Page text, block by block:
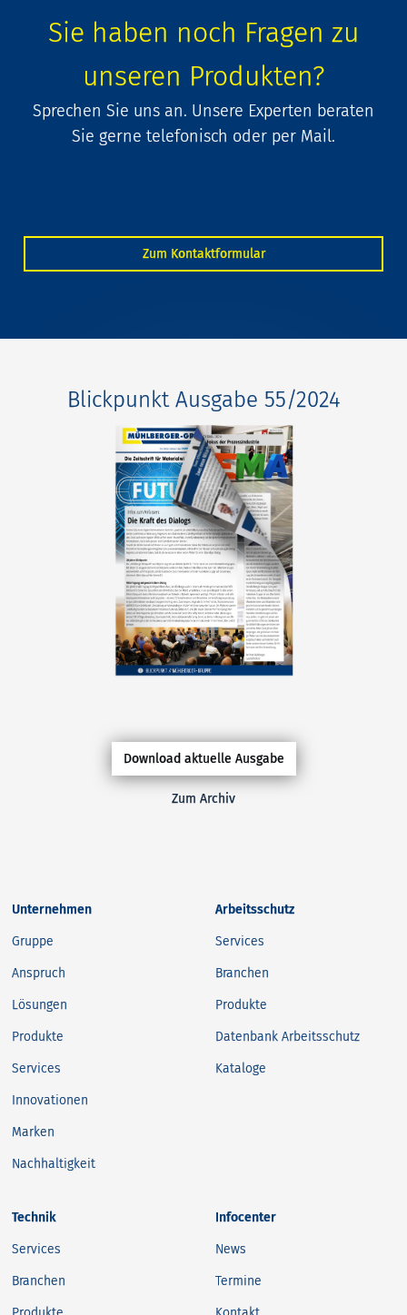
Sie haben noch Fragen zu
unseren Produkten?
Sprechen Sie uns an. Unsere Experten beraten
Sie gerne telefonisch oder per Mail.
Zum Kontaktformular
Unternehmen
Gruppe
Anspruch
Lösungen
Produkte
Services
Innovationen
Marken
Nachhaltigkeit
Arbeitsschutz
Services
Branchen
Produkte
Datenbank Arbeitsschutz
Kataloge
Technik
Services
Branchen
Infocenter
News
Termine
Blickpunkt Ausgabe 55/2024
Download aktuelle Ausgabe
Zum Archiv